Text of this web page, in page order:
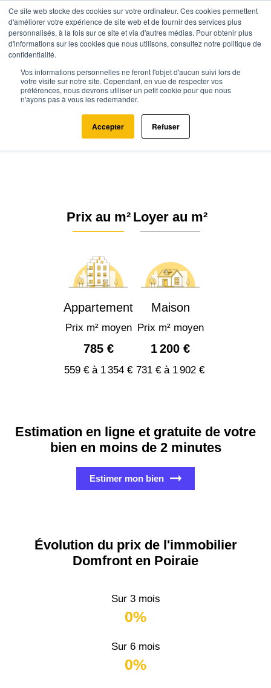
Ce site web stocke des cookies sur votre ordinateur. Ces cookies permettent
d'améliorer votre expérience de site web et de fournir des services plus
personnalisés, à la fois sur ce site et via d'autres médias. Pour obtenir plus
d'informations sur les cookies que nous utilisons, consultez notre politique de
confidentialité.
Vos informations personnelles ne feront l'objet d'aucun suivi lors de
votre visite sur notre site. Cependant, en vue de respecter vos
préférences, nous devrons utiliser un petit cookie pour que nous
n'ayons pas à vous les redemander.
Accepter Refuser
Agence.immo Prix immobilier Normandie Orne
Domfront en Poiraie (61700)
Estimation immobilière à
Domfront en Poiraie : Prix m² 2026
Prix au m²
Appartement
Prix m² moyen
785 €
559 € à 1 354 €
Loyer au m²
Maison
Prix m² moyen
1 200 €
731 € à 1 902 €
Estimation en ligne et gratuite de votre
bien en moins de 2 minutes
Estimer mon bien
Évolution du prix de l'immobilier
Domfront en Poiraie
Sur 3 mois
0%
Sur 6 mois
0%